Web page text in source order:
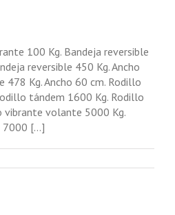
100 Kg. Bandeja reversible
reversible 450 Kg. Ancho
478 Kg. Ancho 60 cm. Rodillo
tándem 1600 Kg. Rodillo
vibrante volante 5000 Kg.
[...]